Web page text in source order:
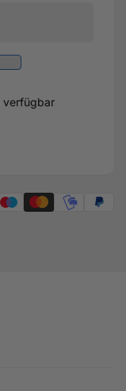
verfügbar